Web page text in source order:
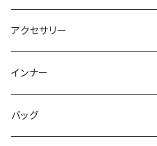
パーカー
スウェット/トレーナー
その他
その他
オールインワン
ワンピース
ラッシュガード
その他
ミディアム/ミモレ
ロング/マキシ
袖付き
パンツスーツ
スカートスーツ
その他
アクセサリー
ネックレス
ブレスレット
インナー
ブラ/ブラトップ/ベアトップ
バッグ